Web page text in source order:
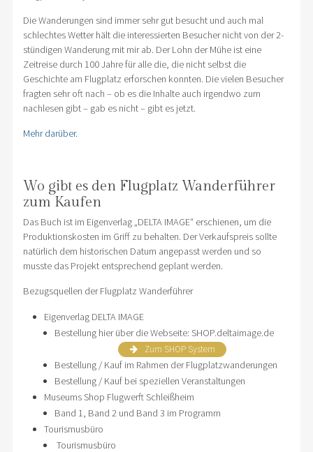
Die Wanderungen sind immer sehr gut besucht und auch mal
schlechtes Wetter hält die interessierten Besucher nicht von der 2-
stündigen Wanderung mit mir ab. Der Lohn der Mühe ist eine
Zeitreise durch 100 Jahre für alle die, die nicht selbst die
Geschichte am Flugplatz erforschen konnten. Die vielen Besucher
fragten sehr oft nach – ob es die Inhalte auch irgendwo zum
nachlesen gibt – gab es nicht – gibt es jetzt.
Mehr darüber.
Wo gibt es den Flugplatz Wanderführer
zum Kaufen
Das Buch ist im Eigenverlag „DELTA IMAGE“ erschienen, um die
Produktionskosten im Griff zu behalten. Der Verkaufspreis sollte
natürlich dem historischen Datum angepasst werden und so
musste das Projekt entsprechend geplant werden.
Bezugsquellen der Flugplatz Wanderführer
Eigenverlag DELTA IMAGE
Bestellung hier über die Webseite: SHOP.deltaimage.de
Zum SHOP System
Bestellung / Kauf im Rahmen der Flugplatzwanderungen
Bestellung / Kauf bei speziellen Veranstaltungen
Museums Shop Flugwerft Schleißheim
Band 1, Band 2 und Band 3 im Programm
Tourismusbüro
Tourismusbüro